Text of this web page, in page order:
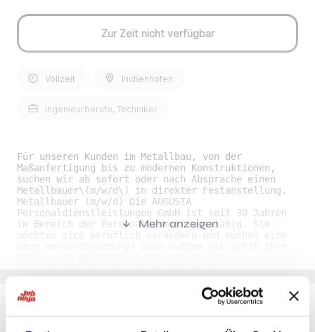
Zur Zeit nicht verfügbar
Vollzeit Inchenhofen
Ingenieurberufe, Techniker
Für unseren Kunden im Metallbau, von der
Maßanfertigung bis zu modernen Konstruktionen,
suchen wir ab sofort oder nach Absprache einen
Metallbauer\(m/w/d\) in direkter Festanstellung.
Metallbauer (m/w/d) Die AUGUSTA
Personaldienstleistungen GmbH ist seit 30 Jahren
im Bereich der Personalvermittlung tätig. Sie
möchten sich beruflich verändern und suchen eine
Schlosserarbeiten • Ausführung von Schweißarbeiten
im MAG - und WIG-Verfahren • Einsatz bei
Montagearbeiten sowie auf Baustellen in der Region
Mehr anzeigen